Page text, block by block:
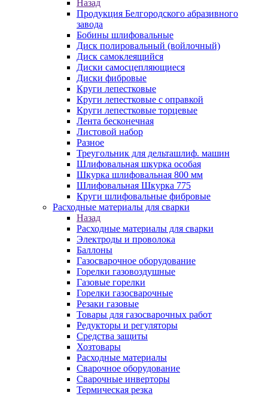
Назад
Продукция Белгородского абразивного
завода
Бобины шлифовальные
Диск полировальный (войлочный)
Диск самоклеящийся
Диски самосцепляющиеся
Диски фибровые
Круги лепестковые
Круги лепестковые с оправкой
Круги лепестковые торцевые
Лента бесконечная
Листовой набор
Разное
Треугольник для дельташлиф. машин
Шлифовальная шкурка особая
Шкурка шлифовальная 800 мм
Шлифовальная Шкурка 775
Круги шлифовальные фибровые
Расходные материалы для сварки
Назад
Расходные материалы для сварки
Электроды и проволока
Баллоны
Газосварочное оборудование
Горелки газовоздушные
Газовые горелки
Горелки газосварочные
Резаки газовые
Товары для газосварочных работ
Редукторы и регуляторы
Средства защиты
Хозтовары
Расходные материалы
Сварочное оборудование
Сварочные инверторы
Термическая резка